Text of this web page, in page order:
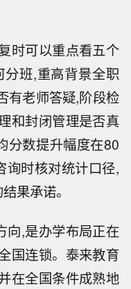
时可以重点看五个
班,重高背景全职
有老师答疑,阶段检
和封闭管理是否真
分数提升幅度在80
时核对统计口径,
果承诺。
向,是办学布局正在
国连锁。泰来教育
在全国条件成熟地